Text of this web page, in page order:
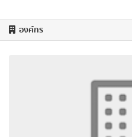
องค์กร